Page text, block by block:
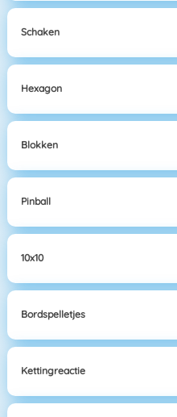
Schaken
Hexagon
Blokken
Pinball
10x10
Bordspelletjes
Kettingreactie